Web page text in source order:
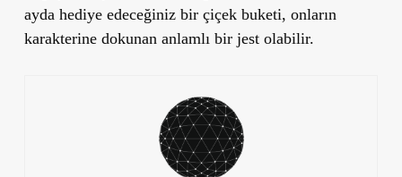
ayda hediye edeceğiniz bir çiçek buketi, onların
karakterine dokunan anlamlı bir jest olabilir.